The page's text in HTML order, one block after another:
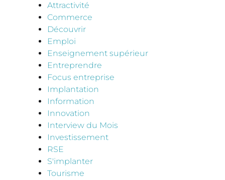
Attractivité
Commerce
Découvrir
Emploi
Enseignement supérieur
Entreprendre
Focus entreprise
Implantation
Information
Innovation
Interview du Mois
Investissement
RSE
S'implanter
Tourisme